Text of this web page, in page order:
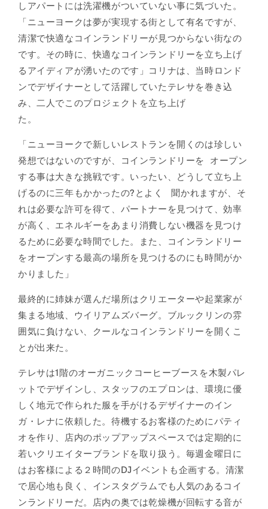
しアパートには洗濯機がついていない事に気づいた。
「ニューヨークは夢が実現する街として有名ですが、
清潔で快適なコインランドリーが見つからない街なの
です。その時に、快適なコインランドリーを立ち上げ
るアイディアが湧いたのです」コリナは、当時ロンド
ンでデザイナーとして活躍していたテレサを巻き込
み、二人でこのプロジェクトを立ち上げ
た。
「ニューヨークで新しいレストランを開くのは珍しい
発想ではないのですが、コインランドリーを オープン
する事は大きな挑戦です。いったい、どうして立ち上
げるのに三年もかかったの?とよく 聞かれますが、そ
れは必要な許可を得て、パートナーを見つけて、効率
が高く、エネルギーをあまり消費しない機器を見つけ
るために必要な時間でした。また、コインランドリー
をオープンする最高の場所を見つけるのにも時間がか
かりました」
最終的に姉妹が選んだ場所はクリエーターや起業家が
集まる地域、ウイリアムズバーグ。ブルックリンの雰
囲気に負けない、クールなコインランドリーを開くこ
とが出来た。
テレサは1階のオーガニックコーヒーブースを木製パレ
ットでデザインし、スタッフのエプロンは、環境に優
しく地元で作られた服を手がけるデザイナーのイン
ガ・レナに依頼した。待機するお客様のためにパティ
オを作り、店内のポップアップスペースでは定期的に
若いクリエイターブランドを取り扱う。毎週金曜日に
はお客様による２時間のDJイベントも企画する。清潔
で居心地も良く、インスタグラムでも人気のあるコイ
ンランドリーだ。店内の奥では乾燥機が回転する音が